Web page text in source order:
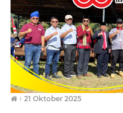
› 21 Oktober 2025